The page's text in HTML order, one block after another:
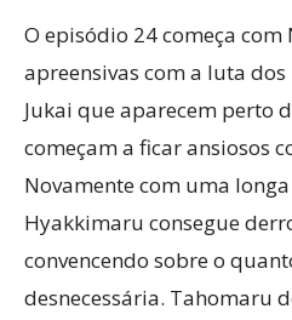
O episódio 24 começa
apreensivas com a luta
Jukai que aparecem perto
começam a ficar ansiosos
Novamente com uma longa
Hyakkimaru consegue
convencendo sobre o
desnecessária. Tahomaru